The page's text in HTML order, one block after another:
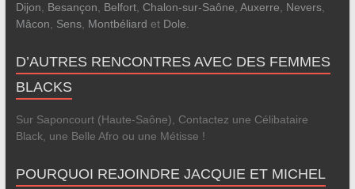
Dijon, Besançon, Belfort, Chalon-sur-Saône, Auxerre, Nevers,
Mâcon, Sens, Montbéliard et Dole.
D’AUTRES RENCONTRES AVEC DES FEMMES
BLACKS
Sur Saponcourt (Haute-Saône), Contactez une Célibataire
Black, une Belle Afro ou une Métisse !
POURQUOI REJOINDRE JACQUIE ET MICHEL